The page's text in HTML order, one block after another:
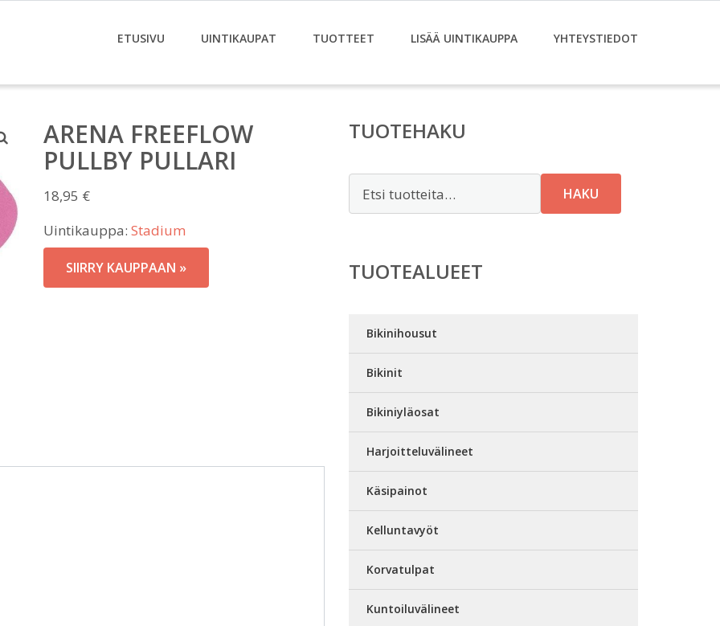
ETUSIVU UINTIKAUPAT TUOTTEET LISÄÄ UINTIKAUPPA YHTEYSTIEDOT
ARENA FREEFLOW
PULLBY PULLARI
18,95 €
Uintikauppa: Stadium
SIIRRY KAUPPAAN »
TUOTEHAKU
HAKU
TUOTEALUEET
Bikinihousut
Bikinit
Bikiniyläosat
Harjoitteluvälineet
Käsipainot
Kelluntavyöt
Korvatulpat
Kuntoiluvälineet